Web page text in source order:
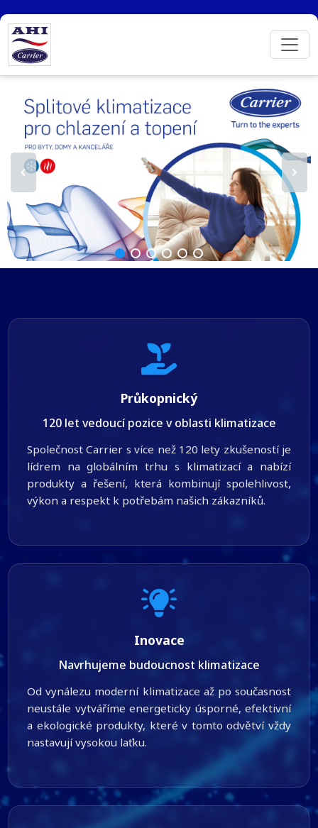
Průkopnický
120 let vedoucí pozice v oblasti klimatizace
Společnost Carrier s více než 120 lety zkušeností je
lídrem na globálním trhu s klimatizací a nabízí
produkty a řešení, která kombinují spolehlivost,
výkon a respekt k potřebám našich zákazníků.
Inovace
Navrhujeme budoucnost klimatizace
Od vynálezu moderní klimatizace až po současnost
neustále vytváříme energeticky úsporné, efektivní
a ekologické produkty, které v tomto odvětví vždy
nastavují vysokou laťku.